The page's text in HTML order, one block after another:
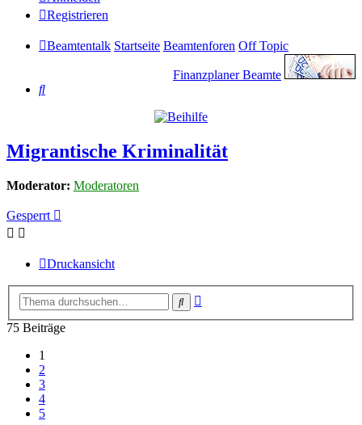
Registrieren
Beamtentalk Startseite Beamtenforen Off Topic
Finanzplaner Beamte
Suche
Migrantische Kriminalität
Moderator: Moderatoren
Gesperrt
Druckansicht
Suche
75 Beiträge
1
2
3
4
5